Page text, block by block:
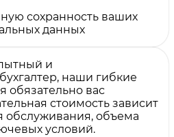
сохранность ваших
данных
и
наши гибкие
обязательно вас
стоимость зависит
обслуживания, объема
условий.